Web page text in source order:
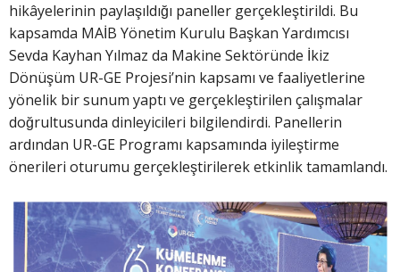
hikâyelerinin paylaşıldığı paneller gerçekleştirildi. Bu
kapsamda MAİB Yönetim Kurulu Başkan Yardımcısı
Sevda Kayhan Yılmaz da Makine Sektöründe İkiz
Dönüşüm UR-GE Projesi’nin kapsamı ve faaliyetlerine
yönelik bir sunum yaptı ve gerçekleştirilen çalışmalar
doğrultusunda dinleyicileri bilgilendirdi. Panellerin
ardından UR-GE Programı kapsamında iyileştirme
önerileri oturumu gerçekleştirilerek etkinlik tamamlandı.